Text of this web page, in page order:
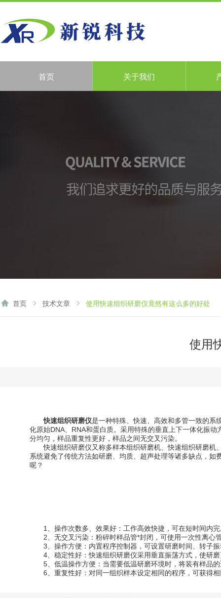
首页 关于我们
首页 技术文章 使用快速组织研磨仪竟然有这么多的好处
使用
快速组织研磨仪是一种特殊、快速、高效和多管一致的系
化原始DNA、RNA和蛋白质。采用特殊的垂直上下一体化振
分均匀，样品重复性更好，样品之间无交叉污染。
快速组织研磨仪又称多样本组织研磨机、快速组织研磨机
系统避免了传统方法如研磨、均质、超声处理等诸多缺点，
呢？
1、操作次数多、效果好：工作高效快捷，可在短时间内完
2、无交叉污染：粉碎时样品管*封闭，可使用一次性离心
3、操作方便：内置程序控制器，可设置研磨时间、转子振
4、稳定性好：快速组织研磨仪采用垂直振荡方式，使研磨
5、低温操作方便：当需要低温研磨环境时，将装有样品的
6、重复性好：对同一组织样本设定相同的程序，可获得相